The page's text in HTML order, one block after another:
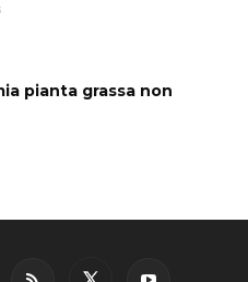
pianta grassa non